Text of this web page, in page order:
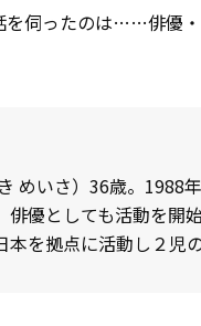
を伺ったのは……俳優・
めいさ）36歳。1988
俳優としても活動を開
を拠点に活動し２児